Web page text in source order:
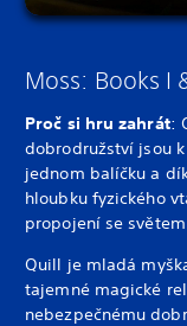
Moss: Books I
Proč si hru zahrát:
dobrodružství jsou
jednom balíčku a
hloubku fyzického
propojení se
Quill je mladá
tajemné magické
nebezpečnému